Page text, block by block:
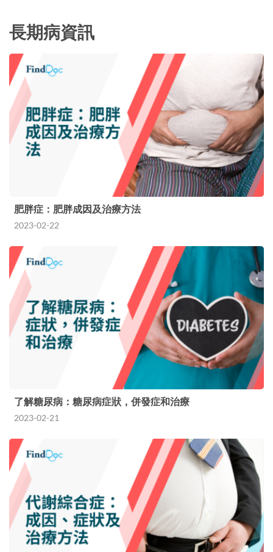
長期病資訊
肥胖症：肥胖成因及治療方法
2023-02-22
了解糖尿病：糖尿病症狀，併發症和治療
2023-02-21